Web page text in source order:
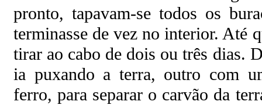
pronto, tapavam-se todos os
terminasse de vez no interior. Até
tirar ao cabo de dois ou três dias.
ia puxando a terra, outro com
ferro, para separar o carvão da